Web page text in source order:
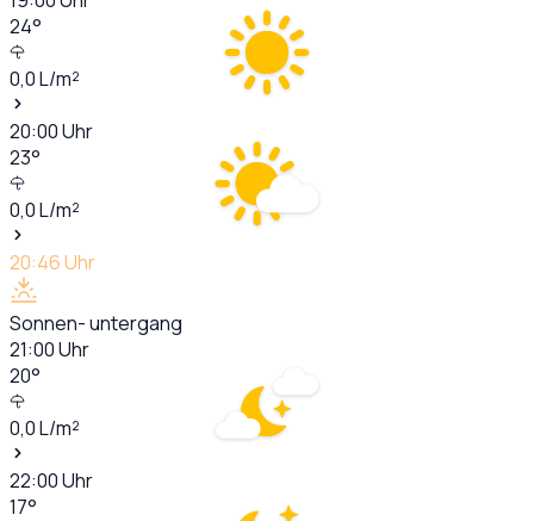
24°
0,0L/m²
20:00Uhr
23°
0,0L/m²
20:46Uhr
Sonnen- untergang
21:00Uhr
20°
0,0L/m²
22:00Uhr
17°